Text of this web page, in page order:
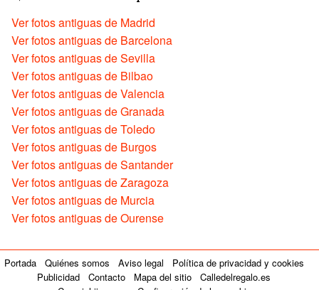
Ver fotos antiguas de Madrid
Ver fotos antiguas de Barcelona
Ver fotos antiguas de Sevilla
Ver fotos antiguas de Bilbao
Ver fotos antiguas de Valencia
Ver fotos antiguas de Granada
Ver fotos antiguas de Toledo
Ver fotos antiguas de Burgos
Ver fotos antiguas de Santander
Ver fotos antiguas de Zaragoza
Ver fotos antiguas de Murcia
Ver fotos antiguas de Ourense
Portada Quiénes somos Aviso legal
Política de privacidad y cookies
Publicidad
Contacto Mapa del sitio
Calledelregalo.es